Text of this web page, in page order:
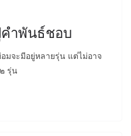
ำพันธ์ชอบ
มจะมีอยู่หลายรุ่น แต่ไม่อาจ
รุ่น